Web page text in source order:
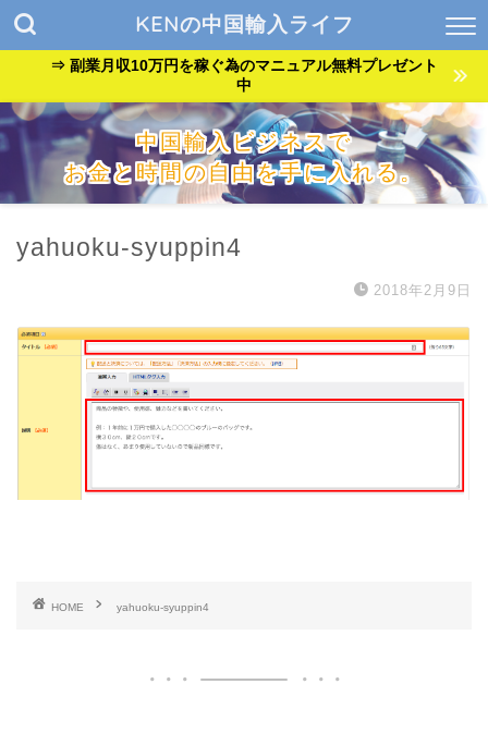
KENの中国輸入ライフ
⇒ 副業月収10万円を稼ぐ為のマニュアル無料プレゼント
中
中国輸入ビジネスで
お金と時間の自由を手に入れる。
た方法を公開中。
yahuoku-syuppin4
2018年2月9日
HOME yahuoku-syuppin4